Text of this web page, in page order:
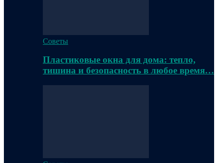
Советы
Пластиковые окна для дома: тепло,
тишина и безопасность в любое время…